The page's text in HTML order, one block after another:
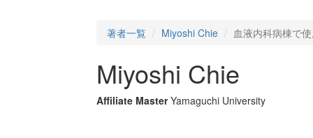
著者一覧 Miyoshi Chie 血液内科病棟で
Miyoshi Chie
Affiliate Master Yamaguchi University